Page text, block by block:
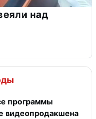
над
программы
видеопродакшена